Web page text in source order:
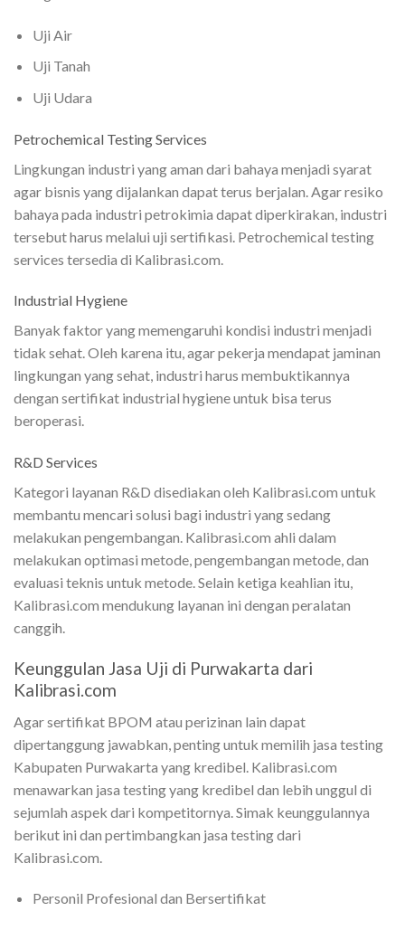
Uji Air
Uji Tanah
Uji Udara
Petrochemical Testing Services
Lingkungan industri yang aman dari bahaya menjadi syarat
agar bisnis yang dijalankan dapat terus berjalan. Agar resiko
bahaya pada industri petrokimia dapat diperkirakan, industri
tersebut harus melalui uji sertifikasi. Petrochemical testing
services tersedia di Kalibrasi.com.
Industrial Hygiene
Banyak faktor yang memengaruhi kondisi industri menjadi
tidak sehat. Oleh karena itu, agar pekerja mendapat jaminan
lingkungan yang sehat, industri harus membuktikannya
dengan sertifikat industrial hygiene untuk bisa terus
beroperasi.
R&D Services
Kategori layanan R&D disediakan oleh Kalibrasi.com untuk
membantu mencari solusi bagi industri yang sedang
melakukan pengembangan. Kalibrasi.com ahli dalam
melakukan optimasi metode, pengembangan metode, dan
evaluasi teknis untuk metode. Selain ketiga keahlian itu,
Kalibrasi.com mendukung layanan ini dengan peralatan
canggih.
Keunggulan Jasa Uji di Purwakarta dari
Kalibrasi.com
Agar sertifikat BPOM atau perizinan lain dapat
dipertanggung jawabkan, penting untuk memilih jasa testing
Kabupaten Purwakarta yang kredibel. Kalibrasi.com
menawarkan jasa testing yang kredibel dan lebih unggul di
sejumlah aspek dari kompetitornya. Simak keunggulannya
berikut ini dan pertimbangkan jasa testing dari
Kalibrasi.com.
Personil Profesional dan Bersertifikat